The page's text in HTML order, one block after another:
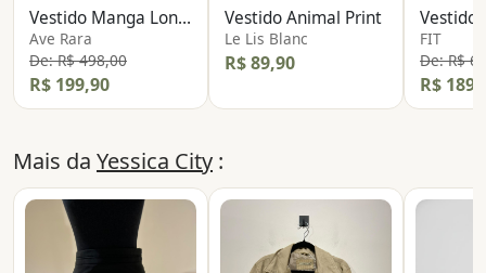
Vestido Manga Longa Acetinado
Ave Rara
De: R$ 498,00
R$ 199,90
Vestido Animal Print
Le Lis Blanc
R$ 89,90
FIT
De: R$
R$
Mais da Yessica City :